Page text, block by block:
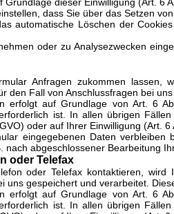
dass Sie über das Setzen
automatische Löschen der
oder zu Analysezwecken
Anfragen zukommen lassen,
den Fall von Anschlussfragen bei
erfolgt auf Grundlage von Art. 6
ist. In allen übrigen
oder auf Ihrer Einwilligung (Art.
eingegebenen Daten
nach abgeschlossener Bearbeitung
oder Telefax
oder Telefax kontaktieren,
uns gespeichert und verarbeitet.
erfolgt auf Grundlage von Art. 6
ist. In allen übrigen